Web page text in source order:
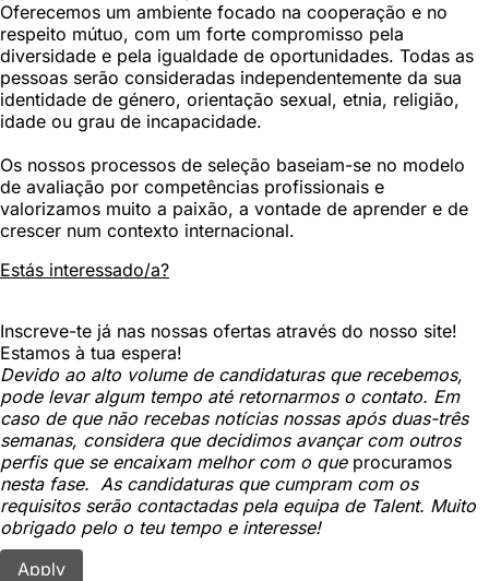
Oferecemos um ambiente focado na cooperação e no
respeito mútuo, com um forte compromisso pela
diversidade e pela igualdade de oportunidades. Todas as
pessoas serão consideradas independentemente da sua
identidade de género, orientação sexual, etnia, religião,
idade ou grau de incapacidade.
Os nossos processos de seleção baseiam-se no modelo
de avaliação por competências profissionais e
valorizamos muito a paixão, a vontade de aprender e de
crescer num contexto internacional.
Estás interessado/a?
Inscreve-te já nas nossas ofertas através do nosso site!
Estamos à tua espera!
Devido ao alto volume de candidaturas que recebemos,
pode levar algum tempo até retornarmos o contato. Em
caso de que não recebas notícias nossas após duas-três
semanas, considera que decidimos avançar com outros
perfis que se encaixam melhor com o que procuramos
nesta fase. As candidaturas que cumpram com os
requisitos serão contactadas pela equipa de Talent. Muito
obrigado pelo o teu tempo e interesse!
Apply